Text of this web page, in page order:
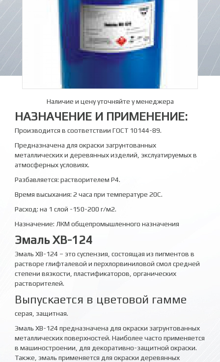
Наличие и цену уточняйте у менеджера
НАЗНАЧЕНИЕ И ПРИМЕНЕНИЕ:
Производится в соответствии ГОСТ 10144-89.
Предназначена для окраски загрунтованных
металлических и деревянных изделий, экслуатируемых в
атмосферных условиях.
Разбавляется: растворителем Р4.
Время высыхания: 2 часа при температуре 20С.
Расход: на 1 слой -150-200 г/м2.
Назначение: ЛКМ общепромышленного назначения
Эмаль ХВ-124
Эмаль ХВ-124 – это суспензия, состоящая из пигментов в
растворе глифталевой и перхлорвиниловой смол средней
степени вязкости, пластификаторов, органических
растворителей.
Выпускается в цветовой гамме
серая, защитная.
Эмаль ХВ-124 предназначена для окраски загрунтованных
металлических поверхностей. Наиболее часто применяется
в машиностроении, для декоративно-защитной окраски.
Также, эмаль применяется для окраски деревянных